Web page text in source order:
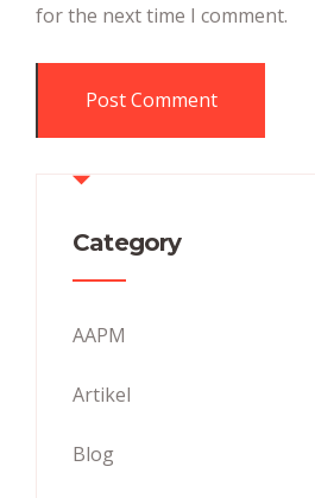
for the next time I comment.
Category
AAPM
Artikel
Blog